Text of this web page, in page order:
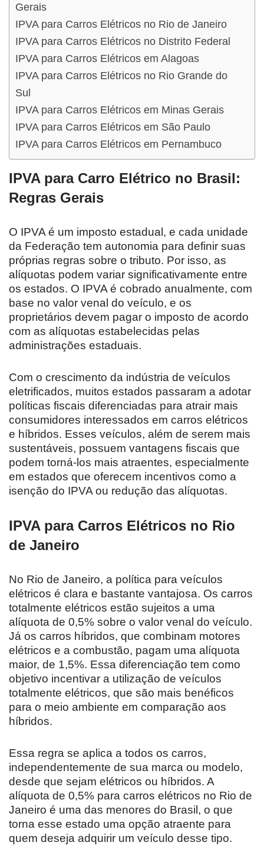
Gerais
IPVA para Carros Elétricos no Rio de Janeiro
IPVA para Carros Elétricos no Distrito Federal
IPVA para Carros Elétricos em Alagoas
IPVA para Carros Elétricos no Rio Grande do
Sul
IPVA para Carros Elétricos em Minas Gerais
IPVA para Carros Elétricos em São Paulo
IPVA para Carros Elétricos em Pernambuco
IPVA para Carro Elétrico no Brasil:
Regras Gerais
O IPVA é um imposto estadual, e cada unidade
da Federação tem autonomia para definir suas
próprias regras sobre o tributo. Por isso, as
alíquotas podem variar significativamente entre
os estados. O IPVA é cobrado anualmente, com
base no valor venal do veículo, e os
proprietários devem pagar o imposto de acordo
com as alíquotas estabelecidas pelas
administrações estaduais.
Com o crescimento da indústria de veículos
eletrificados, muitos estados passaram a adotar
políticas fiscais diferenciadas para atrair mais
consumidores interessados em carros elétricos
e híbridos. Esses veículos, além de serem mais
sustentáveis, possuem vantagens fiscais que
podem torná-los mais atraentes, especialmente
em estados que oferecem incentivos como a
isenção do IPVA ou redução das alíquotas.
IPVA para Carros Elétricos no Rio
de Janeiro
No Rio de Janeiro, a política para veículos
elétricos é clara e bastante vantajosa. Os carros
totalmente elétricos estão sujeitos a uma
alíquota de 0,5% sobre o valor venal do veículo.
Já os carros híbridos, que combinam motores
elétricos e a combustão, pagam uma alíquota
maior, de 1,5%. Essa diferenciação tem como
objetivo incentivar a utilização de veículos
totalmente elétricos, que são mais benéficos
para o meio ambiente em comparação aos
híbridos.
Essa regra se aplica a todos os carros,
independentemente de sua marca ou modelo,
desde que sejam elétricos ou híbridos. A
alíquota de 0,5% para carros elétricos no Rio de
Janeiro é uma das menores do Brasil, o que
torna esse estado uma opção atraente para
quem deseja adquirir um veículo desse tipo.